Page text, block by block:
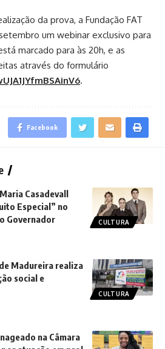
da prova, a Fundação FAT
um webinar exclusivo para
marcado para às 20h, e as
através do formulário
.
Facebook
CULTURA
Casadevall
Especial” no
Governador
CULTURA
Madureira realiza
social e
na Câmara